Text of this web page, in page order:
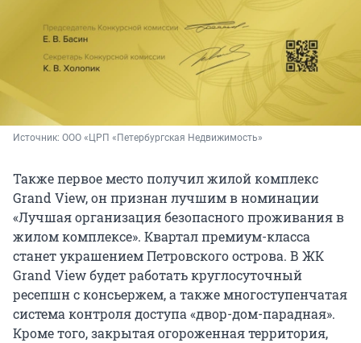
Источник: ООО «ЦРП «Петербургская Недвижимость»
Также первое место получил жилой комплекс
Grand View, он признан лучшим в номинации
«Лучшая организация безопасного проживания в
жилом комплексе». Квартал премиум-класса
станет украшением Петровского острова. В ЖК
Grand View будет работать круглосуточный
ресепшн с консьержем, а также многоступенчатая
система контроля доступа «двор-дом-парадная».
Кроме того, закрытая огороженная территория,